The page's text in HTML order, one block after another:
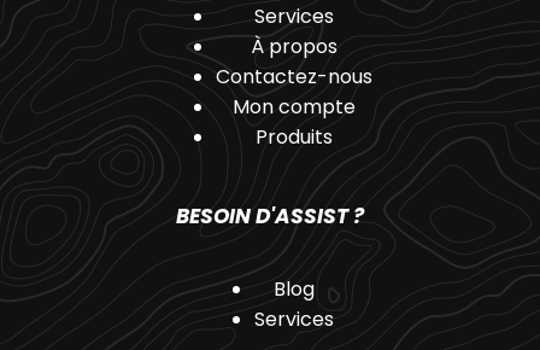
Services
À propos
Contactez-nous
Mon compte
Produits
BESOIN D'ASSIST ?
Blog
Services